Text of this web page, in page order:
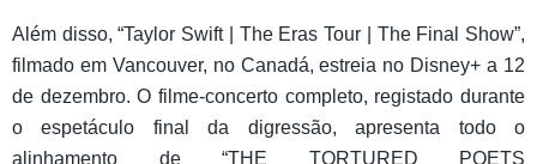
Além disso, “Taylor Swift | The Eras Tour | The Final Show”,
filmado em Vancouver, no Canadá, estreia no Disney+ a 12
de dezembro. O filme-concerto completo, registado durante
o espetáculo final da digressão, apresenta todo o
alinhamento de “THE TORTURED POETS